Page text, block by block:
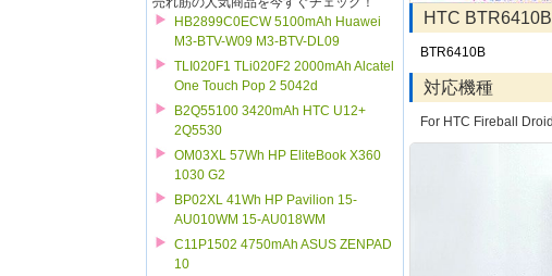
HB2899C0ECW 5100mAh Huawei
M3-BTV-W09 M3-BTV-DL09
TLI020F1 TLi020F2 2000mAh Alcatel
One Touch Pop 2 5042d
B2Q55100 3420mAh HTC U12+
2Q5530
OM03XL 57Wh HP EliteBook X360
1030 G2
BP02XL 41Wh HP Pavilion 15-
AU010WM 15-AU018WM
C11P1502 4750mAh ASUS ZENPAD
10
HTC
BTR6410B
対応機種
For HTC Fireball